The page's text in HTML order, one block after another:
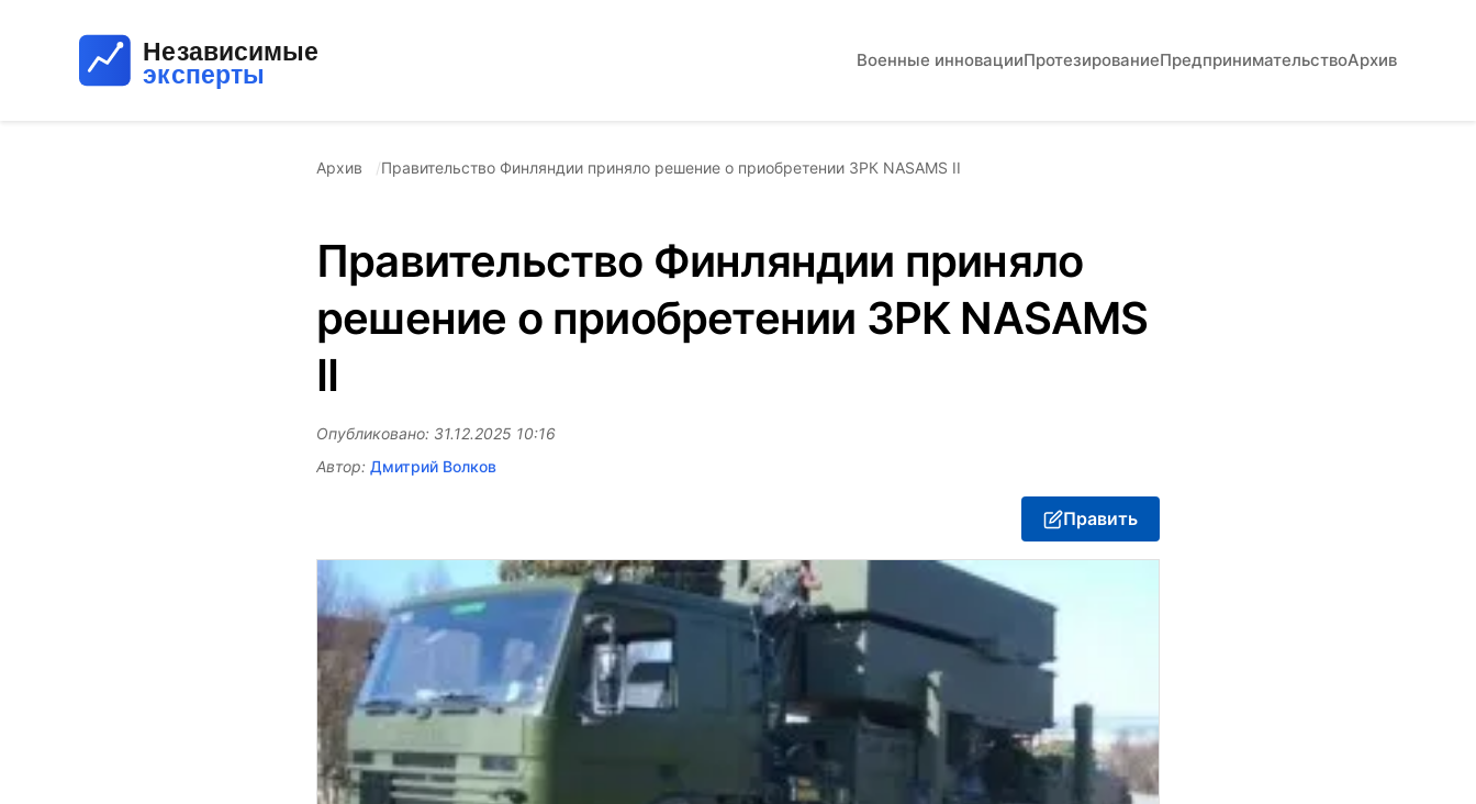
Военные инновацииПротезированиеПредпринимательствоАрхив
Архив Правительство Финляндии приняло решение о приобретении ЗРК NASAMS II
Правительство Финляндии приняло
решение о приобретении ЗРК NASAMS
II
Опубликовано: 31.12.2025 10:16
Автор: Дмитрий Волков
Править